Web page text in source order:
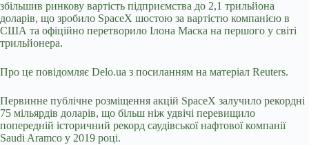
збільшив ринкову вартість підприємства до 2,1 трильйона
доларів, що зробило SpaceX шостою за вартістю компанією в
США та офіційно перетворило Ілона Маска на першого у світі
трильйонера.
Про це повідомляє Delo.ua з посиланням на матеріал Reuters.
Первинне публічне розміщення акцій SpaceX залучило рекордні
75 мільярдів доларів, що більш ніж удвічі перевищило
попередній історичний рекорд саудівської нафтової компанії
Saudi Aramco у 2019 році.